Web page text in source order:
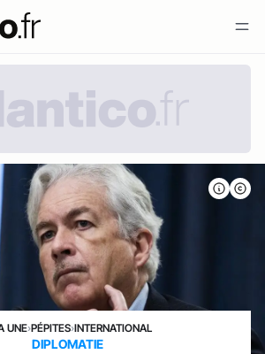
UNE›PÉPITES›INTERNATIONAL
DIPLOMATIE